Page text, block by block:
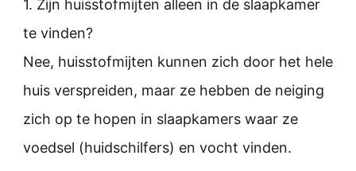
1. Zijn huisstofmijten alleen in de slaapkamer
te vinden?
Nee, huisstofmijten kunnen zich door het hele
huis verspreiden, maar ze hebben de neiging
zich op te hopen in slaapkamers waar ze
voedsel (huidschilfers) en vocht vinden.